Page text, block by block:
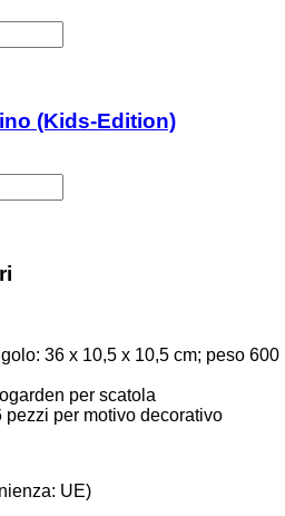
(Kids-Edition)
36 x 10,5 x 10,5 cm; peso 600
per scatola
pezzi per motivo decorativo
UE)